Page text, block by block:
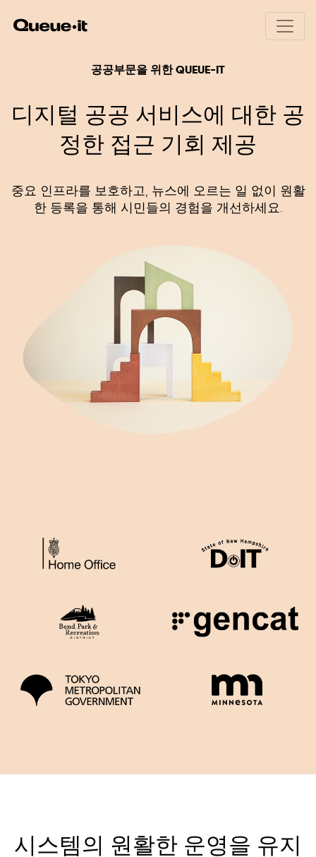
제품 개요
Queue-it의 원리
봇 및 악용 방지
트래픽 제어와 인사이트
고객의 리뷰 (영어)
솔루션
티케팅
공공 부문
리소스
백서 (영어)
대기실 갤러리 (영어)
제품 업데이트 (영어)
블로그 (영어)
Ebook & 가이드 (영어)
비디오 (영어)
공공부문을 위한 QUEUE-IT
디지털 공공 서비스에 대한 공
정한 접근 기회 제공
중요 인프라를 보호하고, 뉴스에 오르는 일 없이 원활
한 등록을 통해 시민들의 경험을 개선하세요.
시스템의 원활한 운영을 유지